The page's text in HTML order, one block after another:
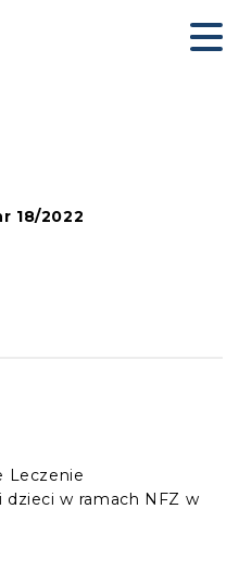
18/2022
Leczenie
w ramach NFZ w